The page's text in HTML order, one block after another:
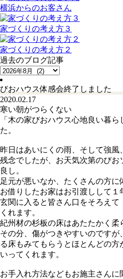
横浜からのお客さん
家づくりの考え方３
家づくりの考え方２
過去のブログ記事
びおハウス体感会終了しました
2020.02.17
寒い朝がつらくない
「木の家びおハウス心地良い暮
た。
昨日はあいにくの雨、そして強風
残念でしたが、お天気次第のび
良し。
足元が悪いなか、たくさんの方に
お借りしたお家はお引渡しして１
玄関に入ると皆さん口をそろえて
くれます。
紀州材の杉板の床はあたたかく柔
その分、傷がつきやすいのですが
る床もみてもらうとほとんどの方
いってくれます。
お手入れ方法などもお施主さんに